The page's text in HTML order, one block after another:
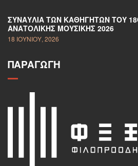
ΣΥΝΑΥΛΊΑ ΤΩΝ ΚΑΘΗΓΗΤΏΝ ΤΟΥ
ΑΝΑΤΟΛΙΚΉΣ ΜΟΥΣΙΚΉΣ 2026
18 ΙΟΥΝΊΟΥ, 2026
ΠΑΡΑΓΩΓΉ